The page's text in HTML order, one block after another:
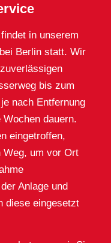
in unserem
Berlin statt. Wir
bis zum
nach Entfernung
Wochen dauern.
eingetroffen,
Weg, um vor Ort
Anlage und
diese eingesetzt